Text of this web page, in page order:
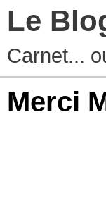
Le
Carnet...
Merci